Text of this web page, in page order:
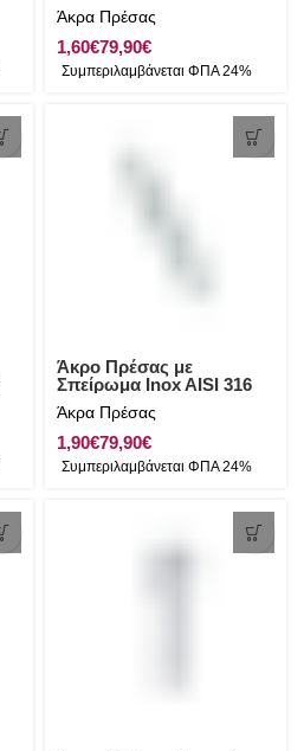
Άκρα Πρέσας
€ €
Άκρο Πρέσας με
Σπείρωμα Inox AISI 316
Άκρα Πρέσας
€ €